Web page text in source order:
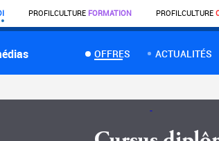
PROFILCULTURE FORMATION PROFILCULTURE
OFFRES ACTUALITÉS